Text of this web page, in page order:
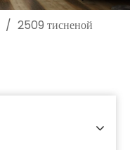
/ 2509 тисненой